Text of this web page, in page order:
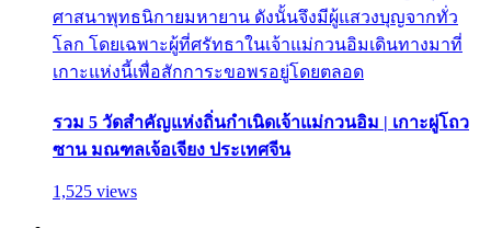
ศาสนาพุทธนิกายมหายาน ดังนั้นจึงมีผู้แสวงบุญจากทั่ว
โลก โดยเฉพาะผู้ที่ศรัทธาในเจ้าแม่กวนอิมเดินทางมาที่
เกาะแห่งนี้เพื่อสักการะขอพรอยู่โดยตลอด
รวม 5 วัดสำคัญแห่งถิ่นกำเนิดเจ้าแม่กวนอิม | เกาะผู่โถว
ซาน มณฑลเจ้อเจียง ประเทศจีน
1,525 views